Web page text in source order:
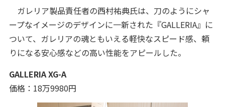
ガレリア製品責任者の西村祐典氏は、刀のようにシャ
ープなイメージのデザインに一新された『GALLERIA』に
ついて、ガレリアの魂ともいえる軽快なスピード感、頼
りになる安心感などの高い性能をアピールした。
GALLERIA XG-A
価格：18万9980円